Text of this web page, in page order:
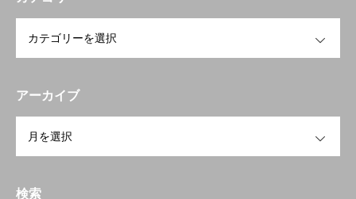
アーカイブ
検索